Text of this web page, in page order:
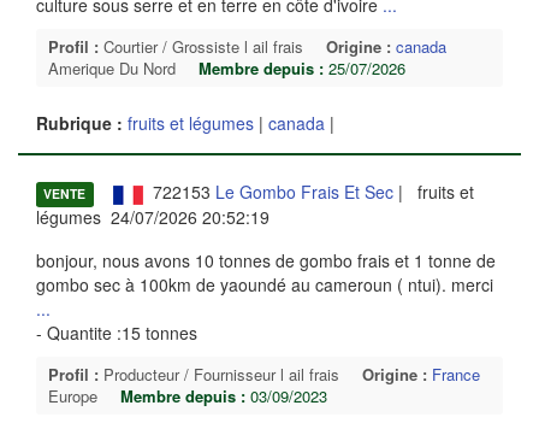
culture sous serre et en terre en côte d'ivoire ...
Profil : Courtier / Grossiste l ail frais Origine : canada
Amerique Du Nord
Membre depuis : 25/07/2026
Rubrique : fruits et légumes | canada |
VENTE 722153 Le Gombo Frais Et Sec| fruits et
légumes 24/07/2026 20:52:19
bonjour, nous avons 10 tonnes de gombo frais et 1 tonne de
gombo sec à 100km de yaoundé au cameroun ( ntui). merci
...
- Quantite :15 tonnes
Profil : Producteur / Fournisseur l ail frais Origine : France
Europe
Membre depuis : 03/09/2023